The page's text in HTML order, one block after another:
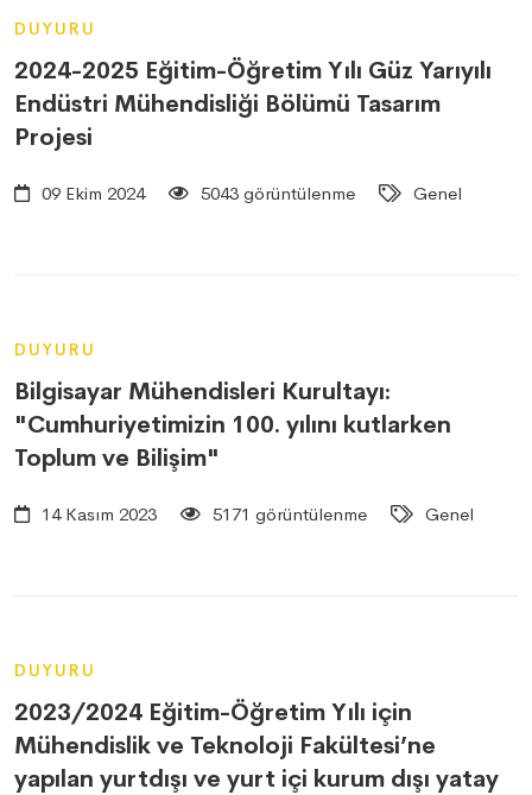
DUYURU
2024-2025 Eğitim-Öğretim Yılı Güz Yarıyılı
Endüstri Mühendisliği Bölümü Tasarım
Projesi
09 Ekim 2024 5043 görüntülenme Genel
DUYURU
Bilgisayar Mühendisleri Kurultayı:
"Cumhuriyetimizin 100. yılını kutlarken
Toplum ve Bilişim"
14 Kasım 2023 5171 görüntülenme Genel
DUYURU
2023/2024 Eğitim-Öğretim Yılı için
Mühendislik ve Teknoloji Fakültesi’ne
yapılan yurtdışı ve yurt içi kurum dışı yatay